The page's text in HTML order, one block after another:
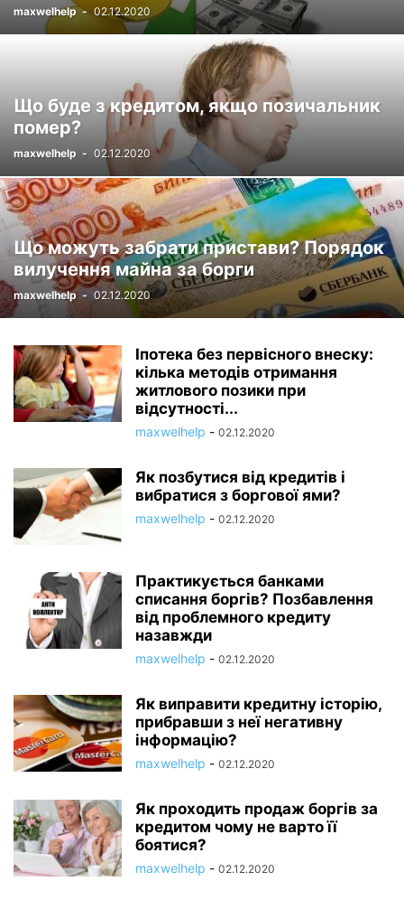
maxwelhelp - 02.12.2020
Що буде з кредитом, якщо позичальник
помер?
maxwelhelp - 02.12.2020
Що можуть забрати пристави? Порядок
вилучення майна за борги
maxwelhelp - 02.12.2020
Іпотека без первісного внеску:
кілька методів отримання
житлового позики при
відсутності...
maxwelhelp - 02.12.2020
Як позбутися від кредитів і
вибратися з боргової ями?
maxwelhelp - 02.12.2020
Практикується банками
списання боргів? Позбавлення
від проблемного кредиту
назавжди
maxwelhelp - 02.12.2020
Як виправити кредитну історію,
прибравши з неї негативну
інформацію?
maxwelhelp - 02.12.2020
Як проходить продаж боргів за
кредитом чому не варто її
боятися?
maxwelhelp - 02.12.2020